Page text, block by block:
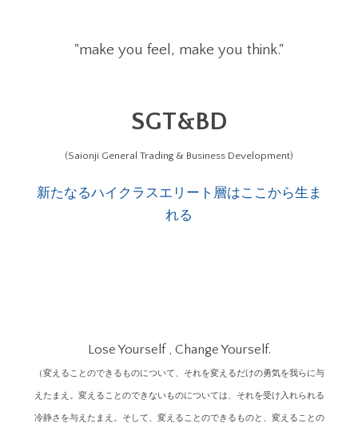
"make you feel, make you think."
SGT&BD
(Saionji General Trading & Business Development)
新たなるハイクラスエリート層はここから生ま
れる
Lose Yourself , Change Yourself.
（変えることのできるものについて、それを変えるだけの勇気を我らに与
えたまえ。変えることのできないものについては、それを受け入れられる
冷静さを与えたまえ。そして、変えることのできるものと、変えることの